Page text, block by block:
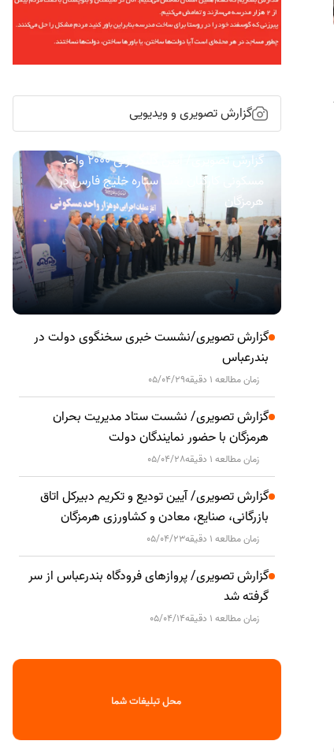
گزارش تصویری و ویدیویی
گزارش تصویری/ آیین کلنگ زنی ۲۰۰۰ واحد
مسکونی کارکنان نفت ستاره خلیج فارس در
هرمزگان
گزارش تصویری/نشست خبری سخنگوی دولت در
بندرعباس
زمان مطالعه 1 دقیقه 05/04/29
گزارش تصویری/ نشست ستاد مدیریت بحران
هرمزگان با حضور نمایندگان دولت
زمان مطالعه 1 دقیقه 05/04/28
گزارش تصویری/ آیین تودیع و تکریم دبیرکل اتاق
بازرگانی، صنایع، معادن و کشاورزی هرمزگان
زمان مطالعه 1 دقیقه 05/04/23
گزارش تصویری/ پروازهای فرودگاه بندرعباس از سر
گرفته شد
زمان مطالعه 1 دقیقه 05/04/14